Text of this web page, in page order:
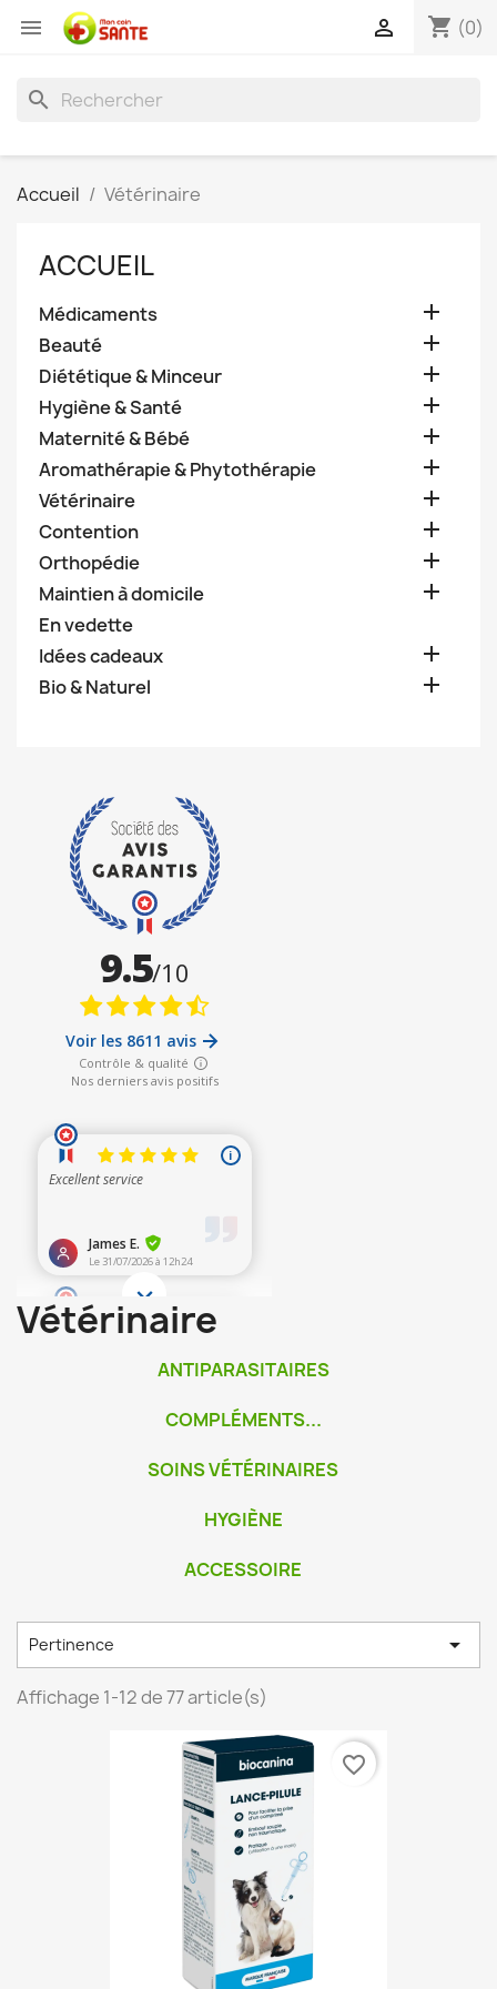
 shopping_cart (0)

search
Accueil Vétérinaire
ACCUEIL
Médicaments 
Beauté 
Diététique & Minceur 
Hygiène & Santé 
Maternité & Bébé 
Aromathérapie & Phytothérapie 
Vétérinaire 
Contention 
Orthopédie 
Maintien à domicile 
En vedette
Idées cadeaux

Bio & Naturel 
Vétérinaire
ANTIPARASITAIRES
COMPLÉMENTS...
SOINS VÉTÉRINAIRES
HYGIÈNE
ACCESSOIRE
Pertinence 
Affichage 1-12 de 77 article(s)
favorite_border